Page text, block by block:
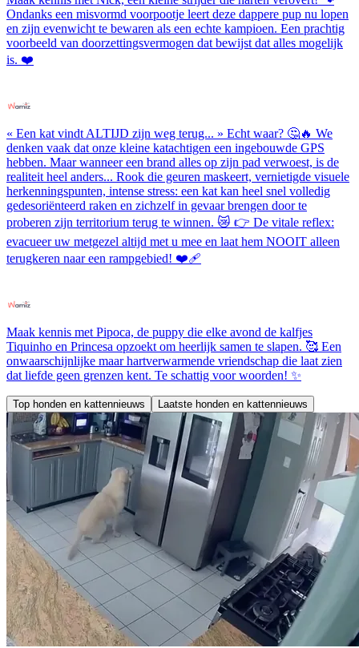
Ondanks een misvormd voorpootje leert deze dappere pup nu lopen
en zijn evenwicht te bewaren als een echte kampioen. Een prachtig
voorbeeld van doorzettingsvermogen dat bewijst dat alles mogelijk
is. ❤️
« Een kat vindt ALTIJD zijn weg terug... » Echt waar? 🤔🔥 We
denken vaak dat onze kleine katachtigen een ingebouwde GPS
hebben. Maar wanneer een brand alles op zijn pad verwoest, is de
realiteit heel anders... Rook die geuren maskeert, vernietigde visuele
herkenningspunten, intense stress: een kat kan heel snel volledig
gedesoriënteerd raken en zichzelf in gevaar brengen door te
proberen zijn territorium terug te winnen. 😿 👉 De vitale reflex:
evacueer uw metgezel altijd met u mee en laat hem NOOIT alleen
terugkeren naar een rampgebied! ❤️‍🩹
Maak kennis met Pipoca, de puppy die elke avond de kalfjes
Tiquinho en Princesa opzoekt om heerlijk samen te slapen. 🥰 Een
onwaarschijnlijke maar hartverwarmende vriendschap die laat zien
dat liefde geen grenzen kent. Te schattig voor woorden! ✨
Top honden en kattennieuws Laatste honden en kattennieuws